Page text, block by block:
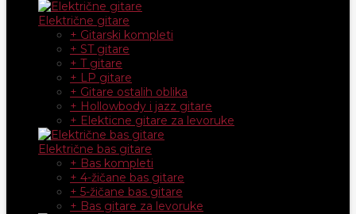
Električne gitare
+ Gitarski kompleti
+ ST gitare
+ T gitare
+ LP gitare
+ Gitare ostalih oblika
+ Hollowbody i jazz gitare
+ Elekticne gitare za levoruke
Električne bas gitare
+ Bas kompleti
+ 4-žičane bas gitare
+ 5-žičane bas gitare
+ Bas gitare za levoruke